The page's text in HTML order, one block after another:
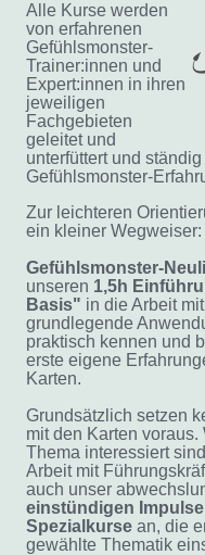
Alle Kurse werden
von erfahrenen
Gefühlsmonster-
Trainer:innen und
Expert:innen in ihren
jeweiligen
Fachgebieten
geleitet und
unterfüttert und
Gefühlsmonster-
Zur leichteren
ein kleiner Wegweiser:
Gefühlsmonster-
unseren 1,5h
Basis" in die Arbeit
grundlegende
praktisch kennen und
erste eigene
Karten.
Grundsätzlich setzen
mit den Karten
Thema interessiert
Arbeit mit
auch unser
einstündigen
Spezialkursean, die
gewählte Thematik